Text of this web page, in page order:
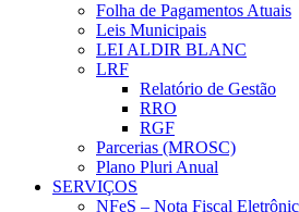
Folha de Pagamentos Atuais
Leis Municipais
LEI ALDIR BLANC
LRF
Relatório de Gestão
RRO
RGF
Parcerias (MROSC)
Plano Pluri Anual
SERVIÇOS
NFeS – Nota Fiscal